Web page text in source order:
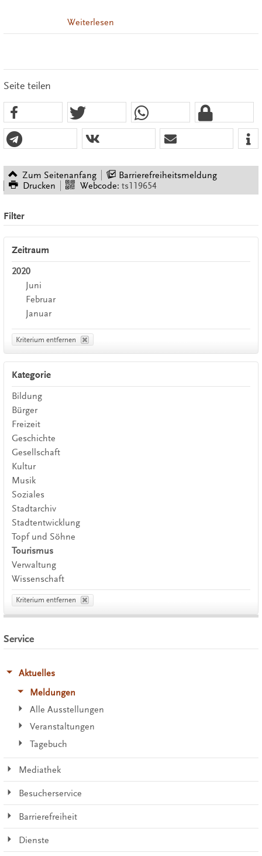
Weiterlesen
Seite teilen
Zum Seitenanfang
Barrierefreiheitsmeldung
Drucken
Webcode: ts119654
Filter
Zeitraum
2020
Juni
Februar
Januar
Kriterium entfernen
Kategorie
Bildung
Bürger
Freizeit
Geschichte
Gesellschaft
Kultur
Musik
Soziales
Stadtarchiv
Stadtentwicklung
Topf und Söhne
Tourismus
Verwaltung
Wissenschaft
Kriterium entfernen
Service
Aktuelles
Meldungen
Alle Ausstellungen
Veranstaltungen
Tagebuch
Mediathek
Besucherservice
Barrierefreiheit
Dienste